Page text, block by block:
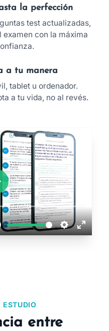
la perfección
test actualizadas,
con la máxima
a tu manera
tablet u ordenador.
a tu vida, no al revés.
ESTUDIO
entre